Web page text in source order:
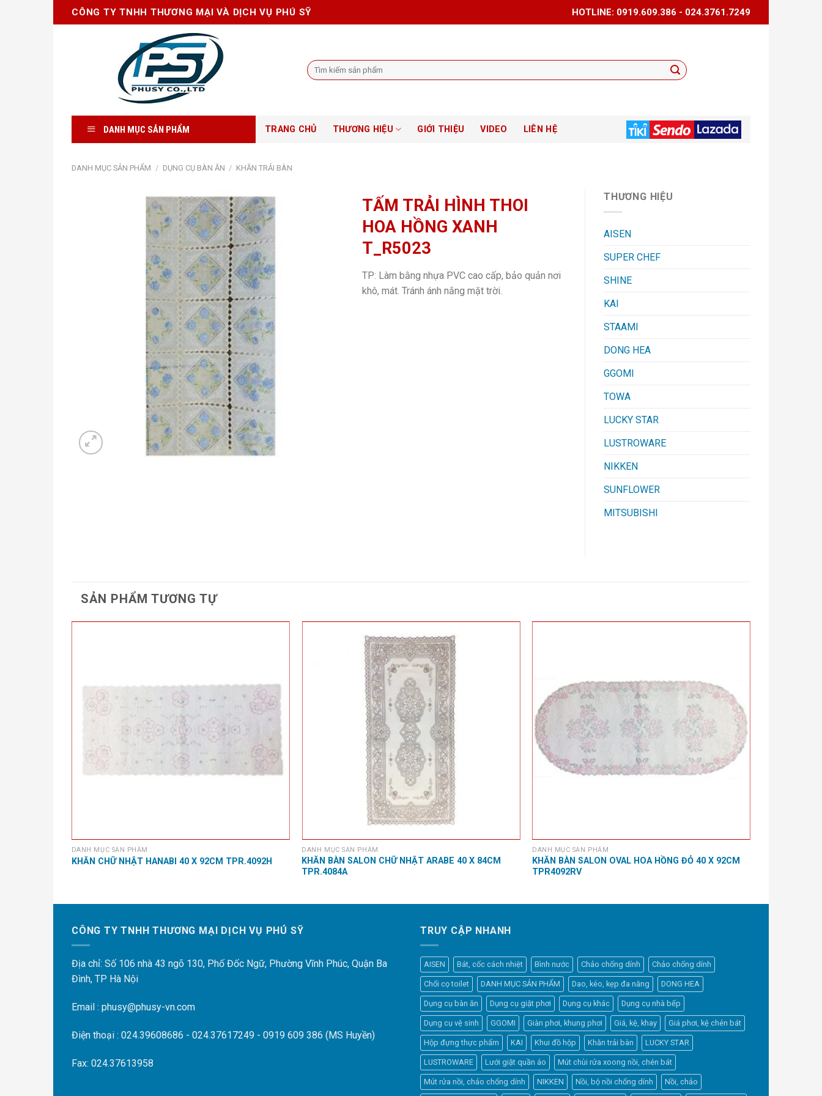
to
CÔNG TY TNHH THƯƠNG MẠI VÀ DỊCH VỤ PHÚ SỸ HOTLINE: 0919.609.386 - 024.3761.7249
Tìm
kiếm:
DANH MỤC SẢN PHẨM TRANG CHỦ THƯƠNG HIỆU GIỚI THIỆU VIDEO LIÊN HỆ
DANH MỤC SẢN PHẨM / DỤNG CỤ BÀN ĂN / KHĂN TRẢI BÀN
TẤM TRẢI HÌNH THOI
HOA HỒNG XANH
T_R5023
TP: Làm bằng nhựa PVC cao cấp, bảo quản nơi
khô, mát. Tránh ánh nắng mặt trời.
THƯƠNG HIỆU
AISEN
SUPER CHEF
SHINE
KAI
STAAMI
DONG HEA
GGOMI
TOWA
LUCKY STAR
LUSTROWARE
NIKKEN
SUNFLOWER
MITSUBISHI
SẢN PHẨM TƯƠNG TỰ
DANH MỤC SẢN PHẨM
KHĂN CHỮ NHẬT HANABI 40 X 92CM TPR.4092H
DANH MỤC SẢN PHẨM
KHĂN BÀN SALON CHỮ NHẬT ARABE 40 X 84CM
TPR.4084A
DANH MỤC SẢN PHẨM
KHĂN BÀN SALON OVAL HOA HỒNG ĐỎ 40 X 92CM
TPR4092RV
CÔNG TY TNHH THƯƠNG MẠI DỊCH VỤ PHÚ SỸ
Địa chỉ: Số 106 nhà 43 ngõ 130, Phố Đốc Ngữ, Phường Vĩnh Phúc, Quận Ba
Đình, TP Hà Nội
Email : phusy@phusy-vn.com
Điện thoại : 024.39608686 - 024.37617249 - 0919 609 386 (MS Huyền)
Fax: 024.37613958
TRUY CẬP NHANH
AISEN Bát, cốc cách nhiệt Bình nước Chảo chống dính Chảo chống dính
Chổi cọ toilet DANH MỤC SẢN PHẨM Dao, kéo, kẹp đa năng DONG HEA
Dụng cụ bàn ăn Dụng cụ giặt phơi Dụng cụ khác Dụng cụ nhà bếp
Dụng cụ vệ sinh GGOMI Giàn phơi, khung phơi Giá, kệ, khay Giá phơi, kệ chén bát
Hộp đựng thực phẩm KAI Khui đồ hộp Khăn trải bàn LUCKY STAR
LUSTROWARE Lưới giặt quần áo Mút chùi rửa xoong nồi, chén bát
Mút rửa nồi, chảo chống dính NIKKEN Nồi, bộ nồi chống dính Nồi, chảo
Elfsight
Typically replies within a day
3:52